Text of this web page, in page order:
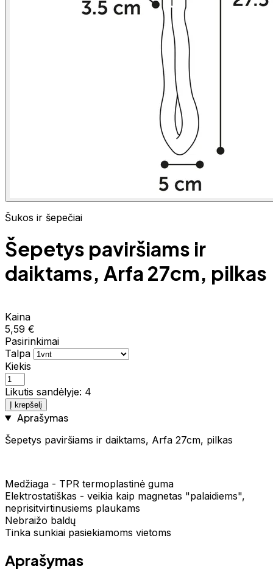
Šukos ir šepečiai
Šepetys paviršiams ir
daiktams, Arfa 27cm, pilkas
Kaina
5,59 €
Pasirinkimai
Talpa
Kiekis
Likutis sandėlyje: 4
Į krepšelį
Aprašymas
Šepetys paviršiams ir daiktams, Arfa 27cm, pilkas
Medžiaga - TPR termoplastinė guma
Elektrostatiškas - veikia kaip magnetas "palaidiems",
neprisitvirtinusiems plaukams
Nebraižo baldų
Tinka sunkiai pasiekiamoms vietoms
Aprašymas